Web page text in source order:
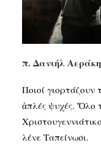
π. Δανιήλ
Ποιοί γιορτάζουν
ἁπλές ψυχές. Ὅλο
λένε Ταπείνωσι.